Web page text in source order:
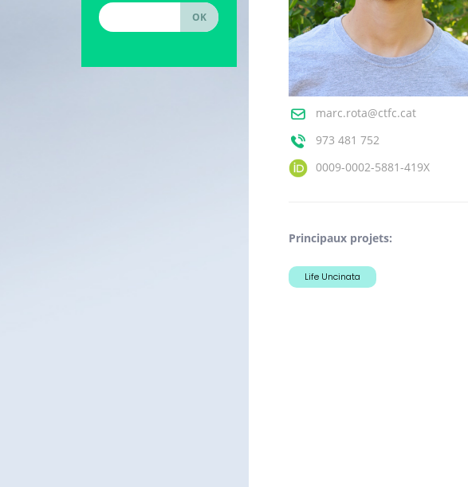
marc.rota@ctfc.cat
973 481 752
0009-0002-5881-419X
Principaux projets:
Life Uncinata